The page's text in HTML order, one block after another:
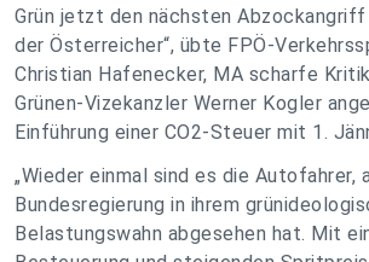
Grün jetzt den nächsten
der Österreicher“, übte FPÖ-
Christian Hafenecker, MA scharfe
Grünen-Vizekanzler Werner Kogler
Einführung einer CO2-Steuer mit 1.
„Wieder einmal sind es die Autofahrer,
Bundesregierung in ihrem
Belastungswahn abgesehen hat. Mit